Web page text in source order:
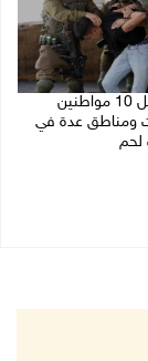
الاحتلال يعتقل 10 مواطنين
ومناطق عدة في
لحم